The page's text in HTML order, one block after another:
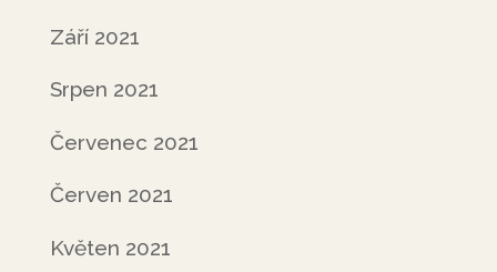
Září 2021
Srpen 2021
Červenec 2021
Červen 2021
Květen 2021